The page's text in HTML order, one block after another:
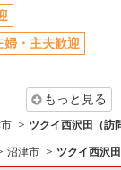
婦・主夫歓迎
もっと見る
ツクイ西沢田（訪
沼津市 ツクイ西沢